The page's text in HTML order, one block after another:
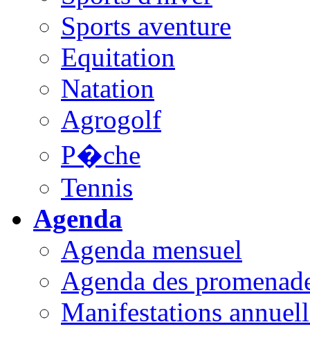
Sports aventure
Equitation
Natation
Agrogolf
P�che
Tennis
Agenda
Agenda mensuel
Agenda des
Manifestations